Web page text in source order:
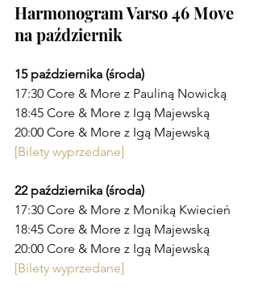
Harmonogram Varso 46 Move
na październik
15 października (środa)
17:30 Core & More z Pauliną Nowicką
18:45 Core & More z Igą Majewską
20:00 Core & More z Igą Majewską
[Bilety wyprzedane]
22 października (środa)
17:30 Core & More z Moniką Kwiecień
18:45 Core & More z Igą Majewską
20:00 Core & More z Igą Majewską
[Bilety wyprzedane]